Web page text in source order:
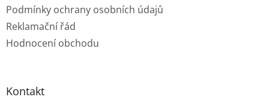
Podmínky ochrany osobních údajů
Reklamační řád
Hodnocení obchodu
Kontakt